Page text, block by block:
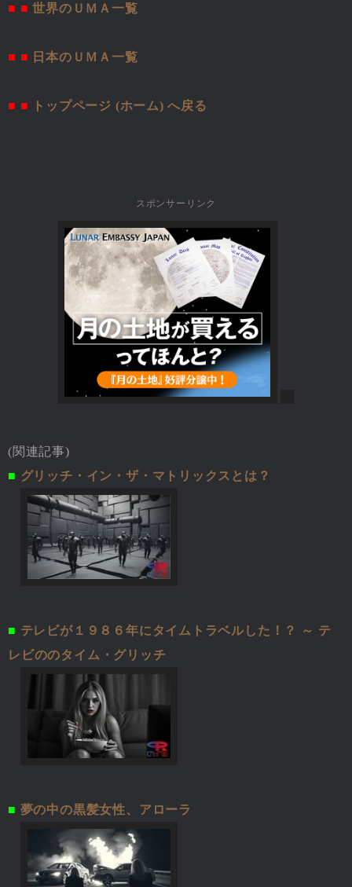
■ ■ 世界のＵＭＡ一覧
■ ■ 日本のＵＭＡ一覧
■ ■ トップページ (ホーム) へ戻る
スポンサーリンク
(関連記事)
■ グリッチ・イン・ザ・マトリックスとは？
■ テレビが１９８６年にタイムトラベルした！？ ～ テ
レビののタイム・グリッチ
■ 夢の中の黒髪女性、アローラ